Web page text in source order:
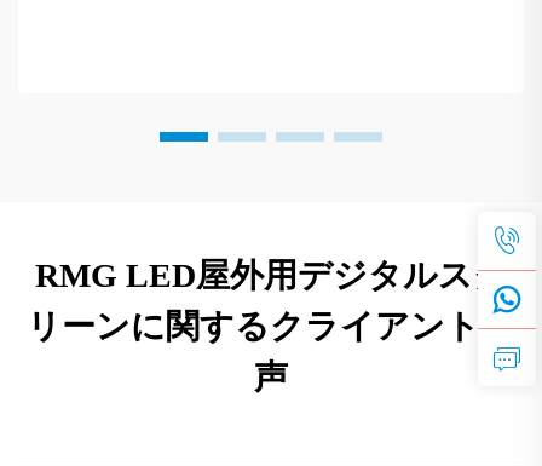
RMG LED屋外用デジタルスク
リーンに関するクライアントの
声